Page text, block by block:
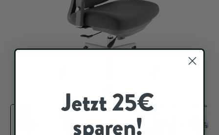
Jetzt 25€
sparen!